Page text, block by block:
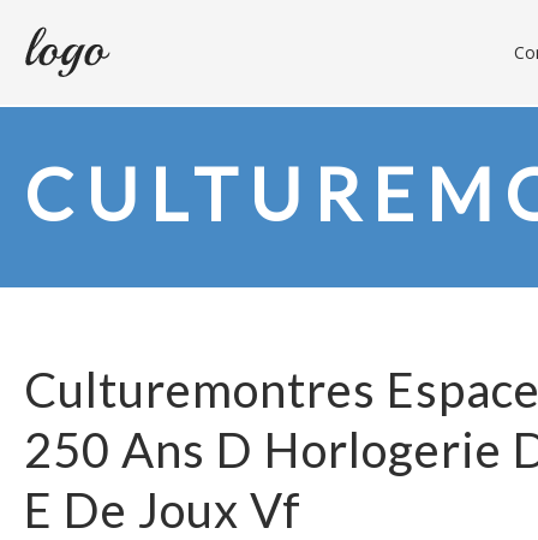
Culturemontres
250 Ans D Horlogerie
E De Joux Vf